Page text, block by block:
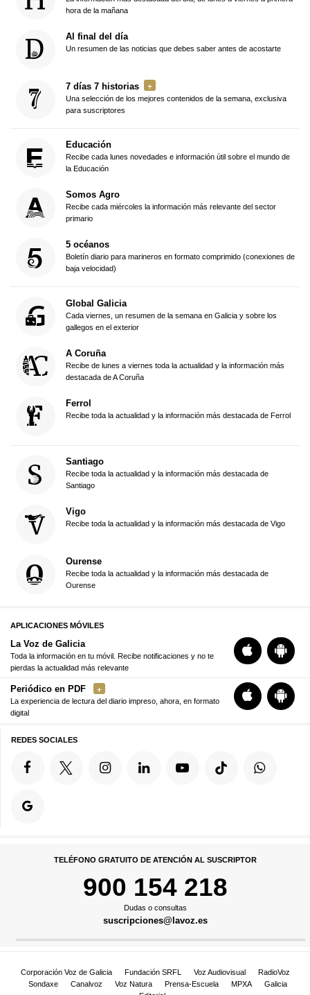
hora de la mañana
Al final del día
Un resumen de las noticias que debes saber antes de acostarte
7 días 7 historias
Una selección de los mejores contenidos de la semana, exclusiva
para suscriptores
Educación
Recibe cada lunes novedades e información útil sobre el mundo de
la Educación
Somos Agro
Recibe cada miércoles la información más relevante del sector
primario
5 océanos
Boletín diario para marineros en formato comprimido (conexiones de
baja velocidad)
Global Galicia
Cada viernes, un resumen de la semana en Galicia y sobre los
gallegos en el exterior
A Coruña
Recibe de lunes a viernes toda la actualidad y la información más
destacada de A Coruña
Ferrol
Recibe toda la actualidad y la información más destacada de Ferrol
Santiago
Recibe toda la actualidad y la información más destacada de
Santiago
Vigo
Recibe toda la actualidad y la información más destacada de Vigo
Ourense
Recibe toda la actualidad y la información más destacada de
Ourense
APLICACIONES MÓVILES
La Voz de Galicia
Toda la información en tu móvil. Recibe notificaciones y no te
pierdas la actualidad más relevante
Periódico en PDF
La experiencia de lectura del diario impreso, ahora, en formato
digital
REDES SOCIALES
TELÉFONO GRATUITO DE ATENCIÓN AL SUSCRIPTOR
900 154 218
Dudas o consultas
suscripciones@lavoz.es
Corporación Voz de Galicia Fundación SRFL Voz Audiovisual
RadioVoz
Sondaxe
Canalvoz Voz Natura Prensa-Escuela MPXA
Galicia